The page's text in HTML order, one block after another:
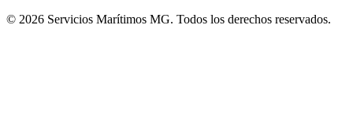
© 2026 Servicios Marítimos MG. Todos los derechos reservados.